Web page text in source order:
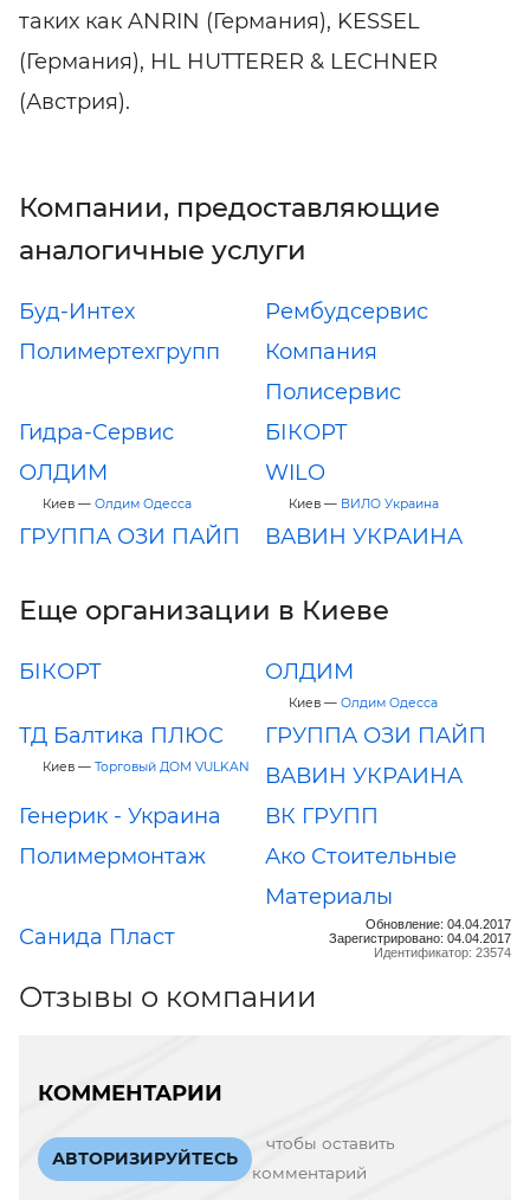
таких как ANRIN (Германия), KESSEL
(Германия), HL HUTTERER & LECHNER
(Австрия).
Компании, предоставляющие
аналогичные услуги
Буд-Интех
Рембудсервис
Полимертехгрупп
Компания
Полисервис
Гидра-Сервис
БІКОРТ
ОЛДИМ
Киев — Олдим Одесса
WILO
Киев — ВИЛО Украина
ГРУППА ОЗИ ПАЙП ВАВИН УКРАИНА
Еще организации в Киеве
БІКОРТ ОЛДИМ
Киев — Олдим Одесса
ТД Балтика ПЛЮС
Киев — Торговый ДОМ VULKAN
ГРУППА ОЗИ ПАЙП
ВАВИН УКРАИНА
Генерик - Украина
ВК ГРУПП
Полимермонтаж
Ако Стоительные
Материалы
Санида Пласт
Обновление: 04.04.2017
Зарегистрировано: 04.04.2017
Идентификатор: 23574
Отзывы о компании
КОММЕНТАРИИ
АВТОРИЗИРУЙТЕСЬ
чтобы оставить
комментарий